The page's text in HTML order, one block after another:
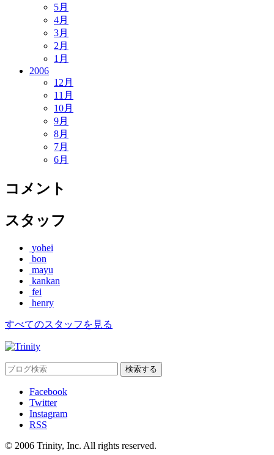
5月
4月
3月
2月
1月
2006
12月
11月
10月
9月
8月
7月
6月
コメント
スタッフ
yohei
bon
mayu
kankan
fei
henry
すべてのスタッフを見る
Facebook
Twitter
Instagram
RSS
© 2006 Trinity, Inc. All rights reserved.